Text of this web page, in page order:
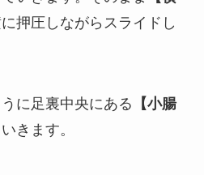
に押圧しながらスライドし
に足裏中央にある 【小腸
きます。